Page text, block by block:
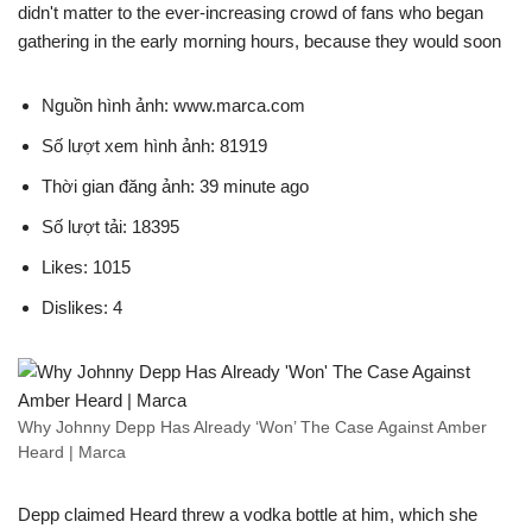
didn't matter to the ever-increasing crowd of fans who began
gathering in the early morning hours, because they would soon
Nguồn hình ảnh: www.marca.com
Số lượt xem hình ảnh: 81919
Thời gian đăng ảnh: 39 minute ago
Số lượt tải: 18395
Likes: 1015
Dislikes: 4
Why Johnny Depp Has Already ‘Won’ The Case Against Amber
Heard | Marca
Depp claimed Heard threw a vodka bottle at him, which she